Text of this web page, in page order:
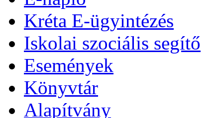
Kréta E-ügyintézés
Iskolai szociális segítő
Események
Könyvtár
Alapítvány